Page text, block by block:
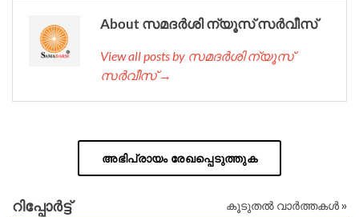
About സമദർശി ന്യൂസ് സർവീസ്
View all posts by സമദർശി ന്യൂസ്
സർവീസ് →
അഭിപ്രായം രേഖപ്പെടുത്തുക
റിപ്പോര്‍ട്ട് കൂടുതൽ വാർത്തകൾ »